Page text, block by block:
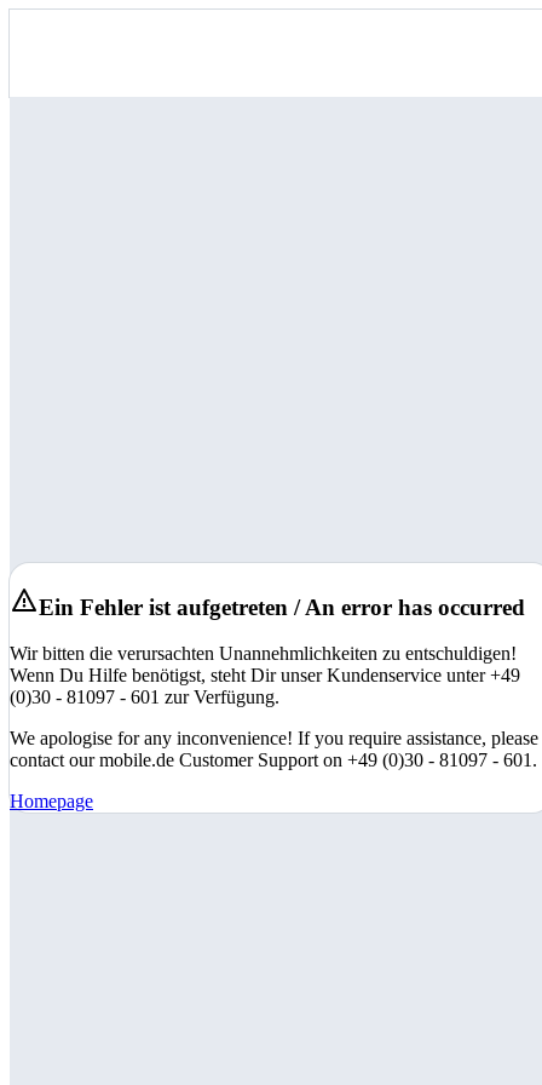
Ein Fehler ist aufgetreten / An error has occurred
Wir bitten die verursachten Unannehmlichkeiten zu entschuldigen!
Wenn Du Hilfe benötigst, steht Dir unser Kundenservice unter +49
(0)30 - 81097 - 601 zur Verfügung.
We apologise for any inconvenience! If you require assistance, please
contact our mobile.de Customer Support on +49 (0)30 - 81097 - 601.
Homepage